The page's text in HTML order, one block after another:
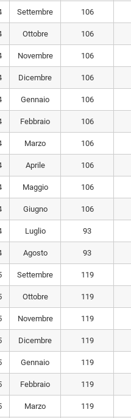
Settembre 106
Ottobre 106
Novembre 106
Dicembre 106
Gennaio 106
Febbraio 106
Marzo 106
Aprile 106
Maggio 106
Giugno 106
Luglio 93
Agosto 93
Settembre 119
Ottobre 119
Novembre 119
Dicembre 119
Gennaio 119
Febbraio 119
Marzo 119